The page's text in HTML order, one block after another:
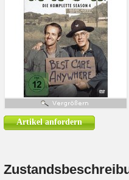
Artikel anfordern